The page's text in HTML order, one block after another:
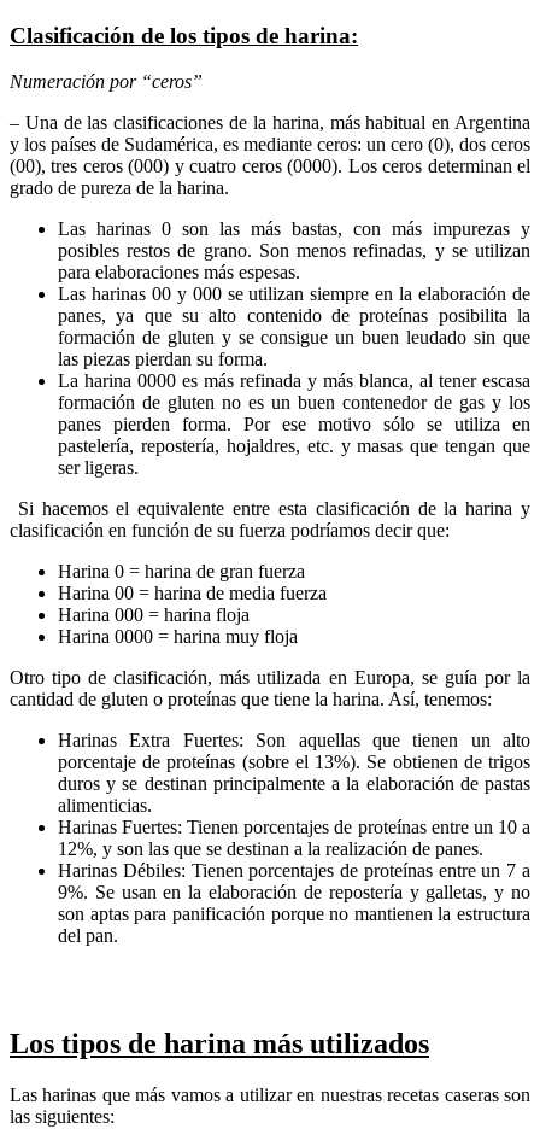
Clasificación de los tipos de harina:
Numeración por “ceros”
– Una de las clasificaciones de la harina, más habitual en Argentina
y los países de Sudamérica, es mediante ceros: un cero (0), dos ceros
(00), tres ceros (000) y cuatro ceros (0000). Los ceros determinan el
grado de pureza de la harina.
Las harinas 0 son las más bastas, con más impurezas y
posibles restos de grano. Son menos refinadas, y se utilizan
para elaboraciones más espesas.
Las harinas 00 y 000 se utilizan siempre en la elaboración de
panes, ya que su alto contenido de proteínas posibilita la
formación de gluten y se consigue un buen leudado sin que
las piezas pierdan su forma.
La harina 0000 es más refinada y más blanca, al tener escasa
formación de gluten no es un buen contenedor de gas y los
panes pierden forma. Por ese motivo sólo se utiliza en
pastelería, repostería, hojaldres, etc. y masas que tengan que
ser ligeras.
Si hacemos el equivalente entre esta clasificación de la harina y
clasificación en función de su fuerza podríamos decir que:
Harina 0 = harina de gran fuerza
Harina 00 = harina de media fuerza
Harina 000 = harina floja
Harina 0000 = harina muy floja
Otro tipo de clasificación, más utilizada en Europa, se guía por la
cantidad de gluten o proteínas que tiene la harina. Así, tenemos:
Harinas Extra Fuertes: Son aquellas que tienen un alto
porcentaje de proteínas (sobre el 13%). Se obtienen de trigos
duros y se destinan principalmente a la elaboración de pastas
alimenticias.
Harinas Fuertes: Tienen porcentajes de proteínas entre un 10 a
12%, y son las que se destinan a la realización de panes.
Harinas Débiles: Tienen porcentajes de proteínas entre un 7 a
9%. Se usan en la elaboración de repostería y galletas, y no
son aptas para panificación porque no mantienen la estructura
del pan.
Los tipos de harina más utilizados
Las harinas que más vamos a utilizar en nuestras recetas caseras son
las siguientes: